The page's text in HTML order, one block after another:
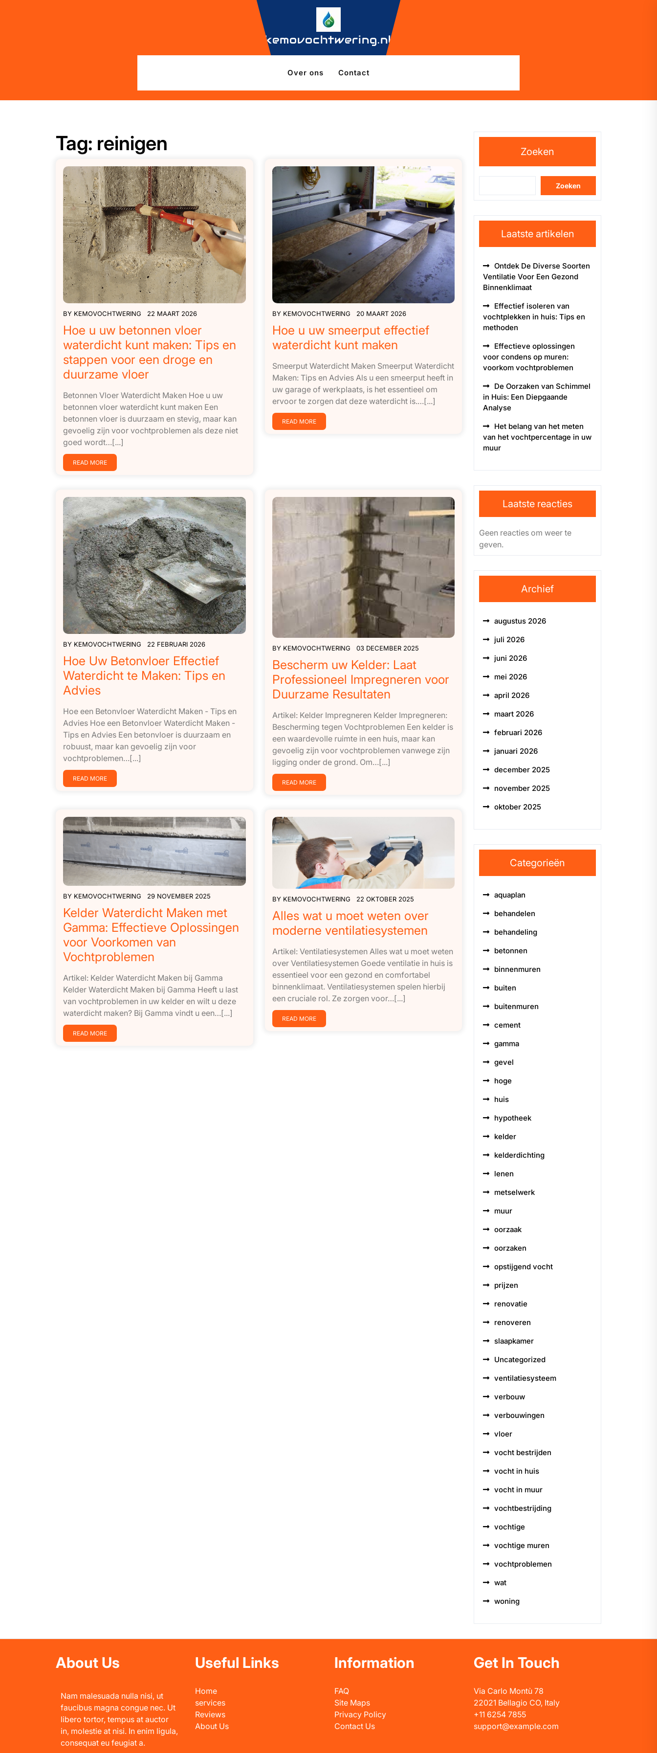
kemovochtwering.nl
Over ons Contact
Tag: reinigen
BY KEMOVOCHTWERING 22 MAART 2026
Hoe u uw betonnen vloer
waterdicht kunt maken: Tips en
stappen voor een droge en
duurzame vloer
Betonnen Vloer Waterdicht Maken Hoe u uw
betonnen vloer waterdicht kunt maken Een
betonnen vloer is duurzaam en stevig, maar kan
gevoelig zijn voor vochtproblemen als deze niet
goed wordt…[...]
READ MORE
BY KEMOVOCHTWERING 20 MAART 2026
Hoe u uw smeerput effectief
waterdicht kunt maken
Smeerput Waterdicht Maken Smeerput Waterdicht
Maken: Tips en Advies Als u een smeerput heeft in
uw garage of werkplaats, is het essentieel om
ervoor te zorgen dat deze waterdicht is.…[...]
READ MORE
BY KEMOVOCHTWERING 22 FEBRUARI 2026
Hoe Uw Betonvloer Effectief
Waterdicht te Maken: Tips en
Advies
Hoe een Betonvloer Waterdicht Maken - Tips en
Advies Hoe een Betonvloer Waterdicht Maken -
Tips en Advies Een betonvloer is duurzaam en
robuust, maar kan gevoelig zijn voor
vochtproblemen…[...]
READ MORE
BY KEMOVOCHTWERING 03 DECEMBER 2025
Bescherm uw Kelder: Laat
Professioneel Impregneren voor
Duurzame Resultaten
Artikel: Kelder Impregneren Kelder Impregneren:
Bescherming tegen Vochtproblemen Een kelder is
een waardevolle ruimte in een huis, maar kan
gevoelig zijn voor vochtproblemen vanwege zijn
ligging onder de grond. Om…[...]
READ MORE
BY KEMOVOCHTWERING 29 NOVEMBER 2025
Kelder Waterdicht Maken met
Gamma: Effectieve Oplossingen
voor Voorkomen van
Vochtproblemen
Artikel: Kelder Waterdicht Maken bij Gamma
Kelder Waterdicht Maken bij Gamma Heeft u last
van vochtproblemen in uw kelder en wilt u deze
waterdicht maken? Bij Gamma vindt u een…[...]
READ MORE
BY KEMOVOCHTWERING 22 OKTOBER 2025
Alles wat u moet weten over
moderne ventilatiesystemen
Artikel: Ventilatiesystemen Alles wat u moet weten
over Ventilatiesystemen Goede ventilatie in huis is
essentieel voor een gezond en comfortabel
binnenklimaat. Ventilatiesystemen spelen hierbij
een cruciale rol. Ze zorgen voor…[...]
READ MORE
Zoeken
Zoeken
Laatste artikelen
Ontdek De Diverse Soorten
Ventilatie Voor Een Gezond
Binnenklimaat
Effectief isoleren van
vochtplekken in huis: Tips en
methoden
Effectieve oplossingen
voor condens op muren:
voorkom vochtproblemen
De Oorzaken van Schimmel
in Huis: Een Diepgaande
Analyse
Het belang van het meten
van het vochtpercentage in uw
muur
Laatste reacties
Geen reacties om weer te
geven.
Archief
augustus 2026
juli 2026
juni 2026
mei 2026
april 2026
maart 2026
februari 2026
januari 2026
december 2025
november 2025
oktober 2025
Categorieën
aquaplan
behandelen
behandeling
betonnen
binnenmuren
buiten
buitenmuren
cement
gamma
gevel
hoge
huis
hypotheek
kelder
kelderdichting
lenen
metselwerk
muur
oorzaak
oorzaken
opstijgend vocht
prijzen
renovatie
renoveren
slaapkamer
Uncategorized
ventilatiesysteem
verbouw
verbouwingen
vloer
vocht bestrijden
vocht in huis
vocht in muur
vochtbestrijding
vochtige
vochtige muren
vochtproblemen
wat
woning
About Us
Nam malesuada nulla nisi, ut
faucibus magna congue nec. Ut
libero tortor, tempus at auctor
in, molestie at nisi. In enim ligula,
consequat eu feugiat a.
Useful Links
Home
services
Reviews
About Us
Information
FAQ
Site Maps
Privacy Policy
Contact Us
Get In Touch
Via Carlo Montù 78
22021 Bellagio CO, Italy
+11 6254 7855
support@example.com